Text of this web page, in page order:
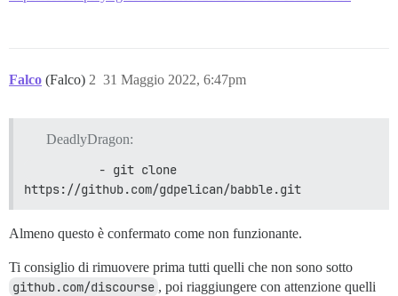
Falco (Falco) 31 Maggio 2022, 6:47pm
2
DeadlyDragon:
https://github.com/gdpelican/babble.git
Almeno questo è confermato come non funzionante.
Ti consiglio di rimuovere prima tutti quelli che non sono sotto
github.com/discourse , poi riaggiungere con attenzione quelli